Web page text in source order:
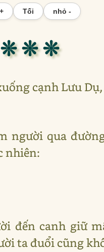
Tối nhỏ -
❊ ❊ ❊
cạnh Lưu
người qua
nhiên:
đến canh giữ
ta đuổi cũng